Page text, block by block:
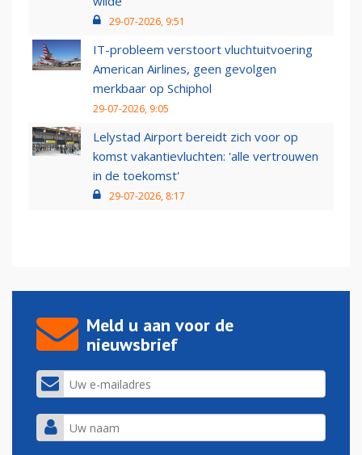
29-07-2026, 9:51
IT-probleem verstoort vluchtuitvoering
American Airlines, geen gevolgen
merkbaar op Schiphol
29-07-2026, 9:05
Lelystad Airport bereidt zich voor op
komst vakantievluchten: 'alle vertrouwen
in de toekomst'
29-07-2026, 8:17
Meld u aan voor de
nieuwsbrief